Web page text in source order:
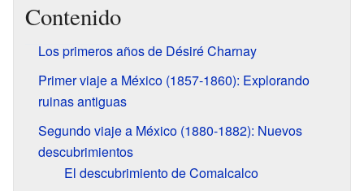
Contenido
Los primeros años de Désiré Charnay
Primer viaje a México (1857-1860): Explorando
ruinas antiguas
Segundo viaje a México (1880-1882): Nuevos
descubrimientos
El descubrimiento de Comalcalco